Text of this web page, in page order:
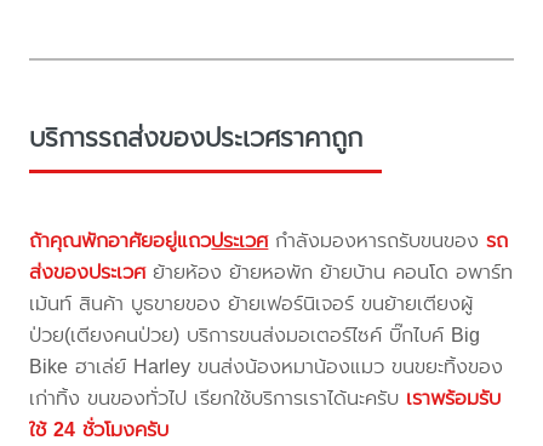
บริการรถส่งของประเวศราคาถูก
ถ้าคุณพักอาศัยอยู่แถวประเวศกำลังมองหารถรับขนของรถ
ส่งของประเวศย้ายห้อง ย้ายหอพัก ย้ายบ้าน คอนโด อพาร์ท
เม้นท์ สินค้า บูธขายของ ย้ายเฟอร์นิเจอร์ ขนย้ายเตียงผู้
ป่วย(เตียงคนป่วย) บริการขนส่งมอเตอร์ไซค์ บิ๊กไบค์ Big
Bike ฮาเล่ย์ Harley ขนส่งน้องหมาน้องแมว ขนขยะทิ้งของ
เก่าทิ้ง ขนของทั่วไป เรียกใช้บริการเราได้นะครับ เราพร้อมรับ
ใช้ 24 ชั่วโมงครับ